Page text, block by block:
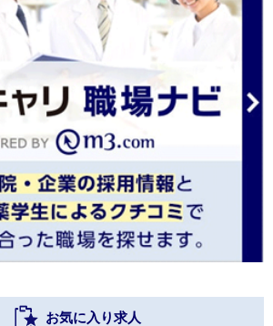
お気に入り求人